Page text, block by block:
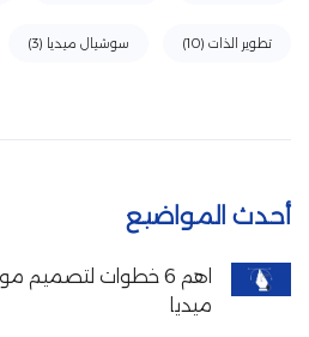
تطوير الذات (10) سوشيال ميديا (3)
أحدث المواضيع
اهم 6 خطوات
ميديا